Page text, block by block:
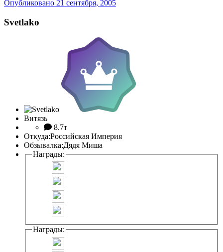
Опубликовано 21 сентября, 2005
Svetlako
Витязь
8.7т
Откуда:Российская Империя
Обзывалка:Дядя Миша
Награды:
Награды: